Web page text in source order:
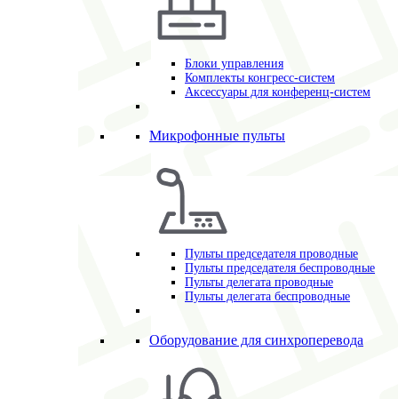
Блоки управления
Комплекты конгресс-систем
Аксессуары для конференц-систем
Микрофонные пульты
Пульты председателя проводные
Пульты председателя беспроводные
Пульты делегата проводные
Пульты делегата беспроводные
Оборудование для синхроперевода